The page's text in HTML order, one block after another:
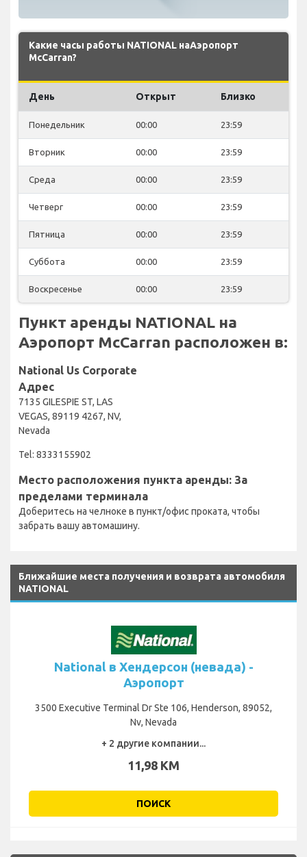
Какие часы работы NATIONAL наАэропорт
McCarran?
День Открыт Близко
Понедельник 00:00 23:59
Вторник 00:00 23:59
Среда 00:00 23:59
Четверг 00:00 23:59
Пятница 00:00 23:59
Суббота 00:00 23:59
Воскресенье 00:00 23:59
Пункт аренды NATIONAL на
Аэропорт McCarran расположен в:
National Us Corporate
Адрес
7135 GILESPIE ST, LAS
VEGAS, 89119 4267, NV,
Nevada
Tel: 8333155902
Место расположения пункта аренды: За
пределами терминала
Доберитесь на челноке в пункт/офис проката, чтобы
забрать вашу автомашину.
Ближайшие места получения и возврата автомобиля
NATIONAL
National в Хендерсон (невада) -
Аэропорт
3500 Executive Terminal Dr Ste 106, Henderson, 89052,
Nv, Nevada
+ 2 другие компании...
11,98 KM
ПОИСК